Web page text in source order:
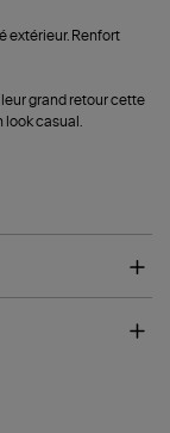
extérieur. Renfort
grand retour cette
casual.